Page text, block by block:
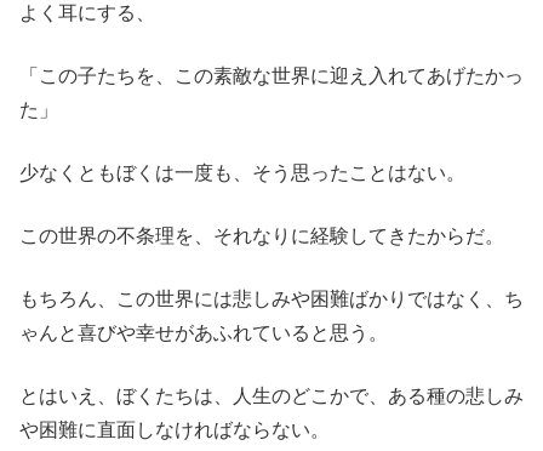
よく耳にする、
「この子たちを、この素敵な世界に迎え入れてあげたかっ
た」
少なくともぼくは一度も、そう思ったことはない。
この世界の不条理を、それなりに経験してきたからだ。
もちろん、この世界には悲しみや困難ばかりではなく、ち
ゃんと喜びや幸せがあふれていると思う。
とはいえ、ぼくたちは、人生のどこかで、ある種の悲しみ
や困難に直面しなければならない。